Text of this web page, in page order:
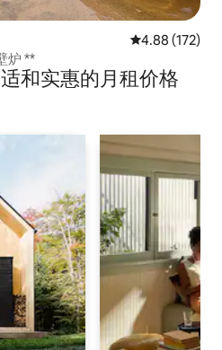
平均评分 4.88
4.88 (172)
炉 **
和实惠的月租价格